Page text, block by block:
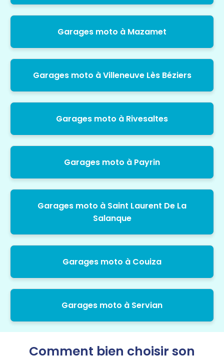
Garages moto à Mazamet
Garages moto à Villeneuve Lès Béziers
Garages moto à Rivesaltes
Garages moto à Payrin
Garages moto à Saint Laurent De La
Salanque
Garages moto à Couiza
Garages moto à Servian
Comment bien choisir son